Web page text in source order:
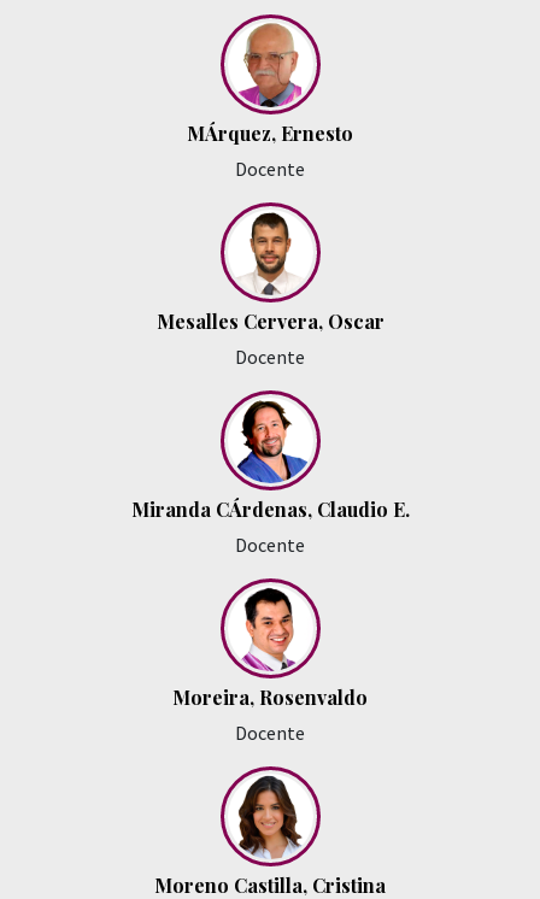
MÁrquez, Ernesto
Docente
Mesalles Cervera, Oscar
Docente
Miranda CÁrdenas, Claudio E.
Docente
Moreira, Rosenvaldo
Docente
Moreno Castilla, Cristina